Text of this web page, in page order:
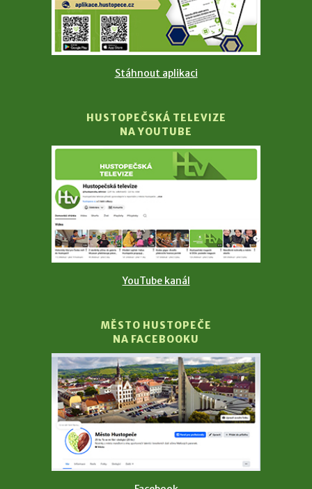
Stáhnout aplikaci
HUSTOPEČSKÁ TELEVIZE
NA YOUTUBE
YouTube kanál
MĚSTO HUSTOPEČE
NA FACEBOOKU